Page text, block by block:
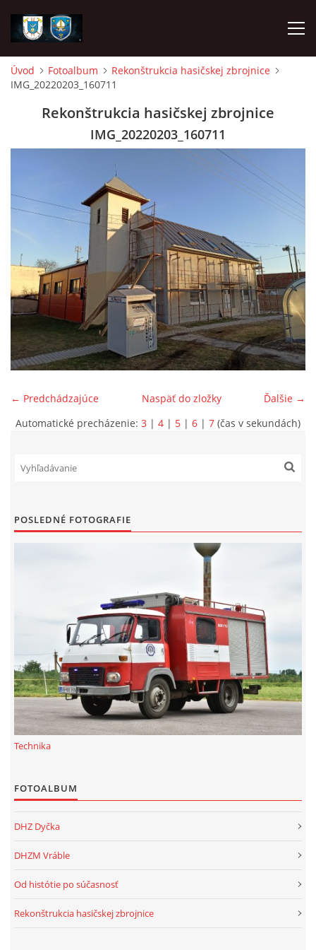
ÚVOD
DHZM VRÁBLE
AKO SA STAŤ ČLENOM
FOTOALBUM
SPONZORI
KONTAKTY
© 2026 eStránky.sk|Aktualizované 22. 7. 2026|Hore ↑
Úvod Fotoalbum
Rekonštrukcia hasičskej zbrojnice
IMG_20220203_160711
Rekonštrukcia hasičskej zbrojnice
IMG_20220203_160711
← Predchádzajúce Ďalšie →
Naspäť do zložky
Automatické precházenie: 3 | 4 | 5 | 6 | 7 (čas v sekundách)
POSLEDNÉ FOTOGRAFIE
Technika
FOTOALBUM
DHZ Dyčka
DHZM Vráble
Od histótie po súčasnosť
Rekonštrukcia hasičskej zbrojnice